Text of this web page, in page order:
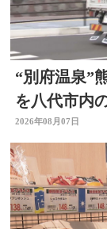
“別府温泉”
を八代市内
温泉届ける
2026年08月07日